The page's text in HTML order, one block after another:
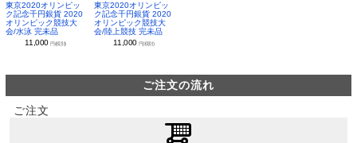
東京2020オリンピッ
ク記念千円銀貨 2020
オリンピック競技大
会/水泳 完未品
11,000円(税別)
東京2020オリンピッ
ク記念千円銀貨 2020
オリンピック競技大
会/陸上競技 完未品
11,000 円(税別)
ご注文の流れ
ご注文